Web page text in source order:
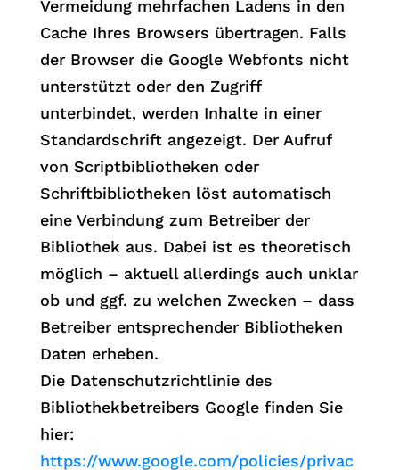
Vermeidung mehrfachen Ladens in den
Cache Ihres Browsers übertragen. Falls
der Browser die Google Webfonts nicht
unterstützt oder den Zugriff
unterbindet, werden Inhalte in einer
Standardschrift angezeigt. Der Aufruf
von Scriptbibliotheken oder
Schriftbibliotheken löst automatisch
eine Verbindung zum Betreiber der
Bibliothek aus. Dabei ist es theoretisch
möglich – aktuell allerdings auch unklar
ob und ggf. zu welchen Zwecken – dass
Betreiber entsprechender Bibliotheken
Daten erheben.
Die Datenschutzrichtlinie des
Bibliothekbetreibers Google finden Sie
hier:
https://www.google.com/policies/privac